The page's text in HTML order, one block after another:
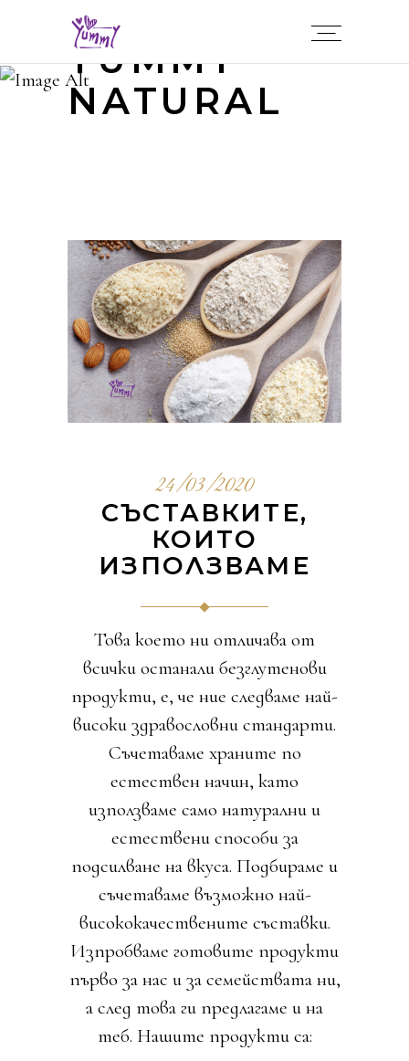
YUMMY
NATURAL
24/03/2020
СЪСТАВКИТЕ,
КОИТО
ИЗПОЛЗВАМЕ
Това което ни отличава от
всички останали безглутенови
продукти, е, че ние следваме най-
високи здравословни стандарти.
Съчетаваме храните по
естествен начин, като
използваме само натурални и
естествени способи за
подсилване на вкуса. Подбираме и
съчетаваме възможно най-
висококачествените съставки.
Изпробваме готовите продукти
първо за нас и за семействата ни,
а след това ги предлагаме и на
теб. Нашите продукти са: